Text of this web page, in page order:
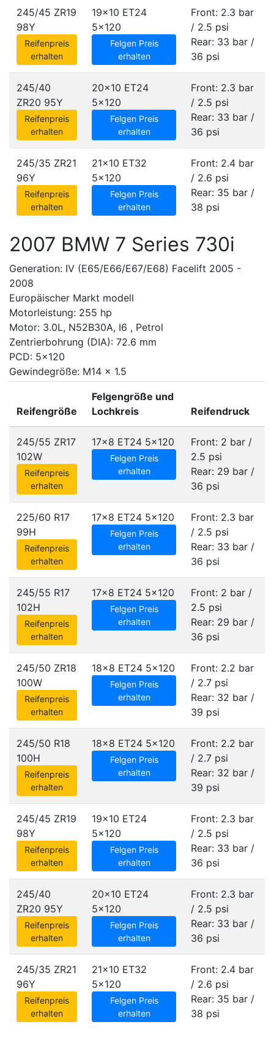
245/45 ZR19
98Y
Reifenpreis
erhalten
19x10 ET24
5x120
Felgen Preis
erhalten
Front: 2.3 bar
/ 2.5 psi
Rear: 33 bar /
36 psi
245/40
ZR20 95Y
Reifenpreis
erhalten
20x10 ET24
5x120
Felgen Preis
erhalten
Front: 2.3 bar
/ 2.5 psi
Rear: 33 bar /
36 psi
245/35 ZR21
96Y
Reifenpreis
erhalten
21x10 ET32
5x120
Felgen Preis
erhalten
Front: 2.4 bar
/ 2.6 psi
Rear: 35 bar /
38 psi
2007 BMW 7 Series 730i
Generation: IV (E65/E66/E67/E68) Facelift 2005 -
2008
Europäischer Markt modell
Motorleistung: 255 hp
Motor: 3.0L, N52B30A, I6 , Petrol
Zentrierbohrung (DIA): 72.6 mm
PCD: 5x120
Gewindegröße: M14 x 1.5
Reifengröße
Felgengröße und
Lochkreis
Reifendruck
245/55 ZR17
102W
Reifenpreis
erhalten
17x8 ET24 5x120
Felgen Preis
erhalten
Front: 2 bar /
2.5 psi
Rear: 29 bar /
36 psi
225/60 R17
99H
Reifenpreis
erhalten
17x8 ET24 5x120
Felgen Preis
erhalten
Front: 2.3 bar
/ 2.5 psi
Rear: 33 bar /
36 psi
245/55 R17
102H
Reifenpreis
erhalten
17x8 ET24 5x120
Felgen Preis
erhalten
Front: 2 bar /
2.5 psi
Rear: 29 bar /
36 psi
245/50 ZR18
100W
Reifenpreis
erhalten
18x8 ET24 5x120
Felgen Preis
erhalten
Front: 2.2 bar
/ 2.7 psi
Rear: 32 bar /
39 psi
245/50 R18
100H
Reifenpreis
erhalten
18x8 ET24 5x120
Felgen Preis
erhalten
Front: 2.2 bar
/ 2.7 psi
Rear: 32 bar /
39 psi
245/45 ZR19
98Y
Reifenpreis
erhalten
19x10 ET24
5x120
Felgen Preis
erhalten
Front: 2.3 bar
/ 2.5 psi
Rear: 33 bar /
36 psi
245/40
ZR20 95Y
Reifenpreis
erhalten
20x10 ET24
5x120
Felgen Preis
erhalten
Front: 2.3 bar
/ 2.5 psi
Rear: 33 bar /
36 psi
245/35 ZR21
96Y
Reifenpreis
erhalten
21x10 ET32
5x120
Felgen Preis
erhalten
Front: 2.4 bar
/ 2.6 psi
Rear: 35 bar /
38 psi